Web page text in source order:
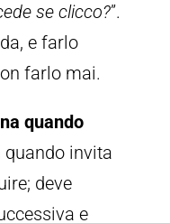
se clicco?”.
e farlo
farlo mai.
quando
quando invita
deve
e